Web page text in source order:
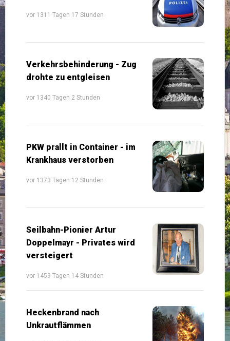
vor 1311 Tagen 17 Stunden
Verkehrsbehinderung - Zug
drohte zu entgleisen
vor 1340 Tagen 2 Stunden
PKW prallt in Container - im
Krankhaus verstorben
vor 1373 Tagen 12 Stunden
Seilbahn-Pionier Artur
Doppelmayr - Privates wird
versteigert
vor 1459 Tagen 14 Stunden
Heckenbrand nach
Unkrautflämmen